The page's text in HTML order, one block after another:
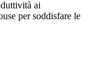
ai
per soddisfare le